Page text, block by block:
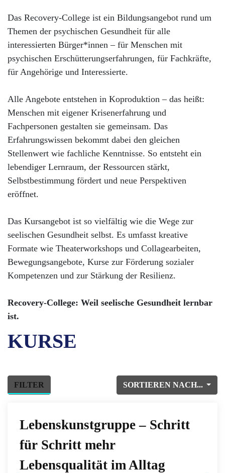
Das Recovery-College ist ein Bildungsangebot rund um
Themen der psychischen Gesundheit für alle
interessierten Bürger*innen – für Menschen mit
psychischen Erschütterungserfahrungen, für Fachkräfte,
für Angehörige und Interessierte.
Alle Angebote entstehen in Koproduktion – das heißt:
Menschen mit eigener Krisenerfahrung und
Fachpersonen gestalten sie gemeinsam. Das
Erfahrungswissen bekommt dabei den gleichen
Stellenwert wie fachliche Kenntnisse. So entsteht ein
lebendiger Lernraum, der Ressourcen stärkt,
Selbstbestimmung fördert und neue Perspektiven
eröffnet.
Das Kursangebot ist so vielfältig wie die Wege zur
seelischen Gesundheit selbst. Es umfasst kreative
Formate wie Theaterworkshops und Collagearbeiten,
Bewegungsangebote, Kurse zur Förderung sozialer
Kompetenzen und zur Stärkung der Resilienz.
Recovery-College: Weil seelische Gesundheit lernbar
ist.
KURSE
SORTIEREN NACH...
FILTER
Lebenskunstgruppe – Schritt
für Schritt mehr
Lebensqualität im Alltag